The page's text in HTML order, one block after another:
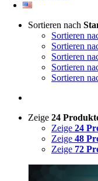
Sortieren nach
Sortieren
Sortieren
Sortieren
Sortieren
Sortieren
Zeige 24
Zeige 24
Zeige 48
Zeige 72